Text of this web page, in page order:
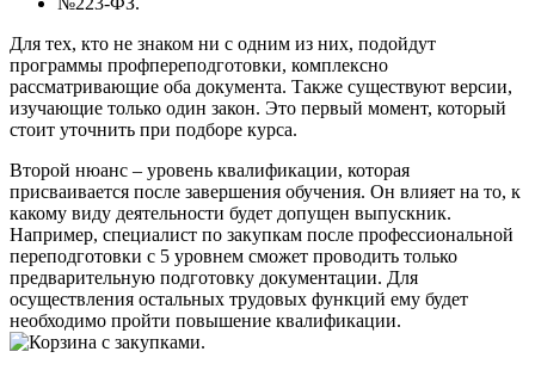
Для тех, кто не знаком ни с одним из них, подойдут
программы профпереподготовки, комплексно
рассматривающие оба документа. Также существуют версии,
изучающие только один закон. Это первый момент, который
стоит уточнить при подборе курса.
Второй нюанс – уровень квалификации, которая
присваивается после завершения обучения. Он влияет на то, к
какому виду деятельности будет допущен выпускник.
Например, специалист по закупкам после профессиональной
переподготовки с 5 уровнем сможет проводить только
предварительную подготовку документации. Для
осуществления остальных трудовых функций ему будет
необходимо пройти повышение квалификации.